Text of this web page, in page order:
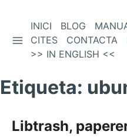
contingut
BARRA LATERAL
INICI BLOG
CITES
CONTACTA
>> IN ENGLISH <<
Etiqueta:
Libtrash,